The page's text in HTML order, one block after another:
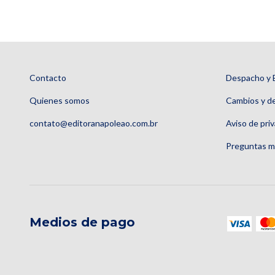
Contacto
Quienes somos
contato@editoranapoleao.com.br
Despacho y
Cambios y
Aviso de
Preguntas
Medios de pago